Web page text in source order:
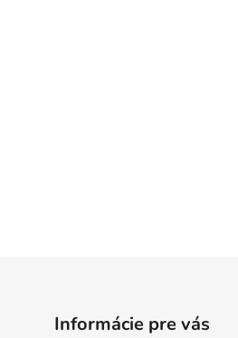
Informácie pre vás